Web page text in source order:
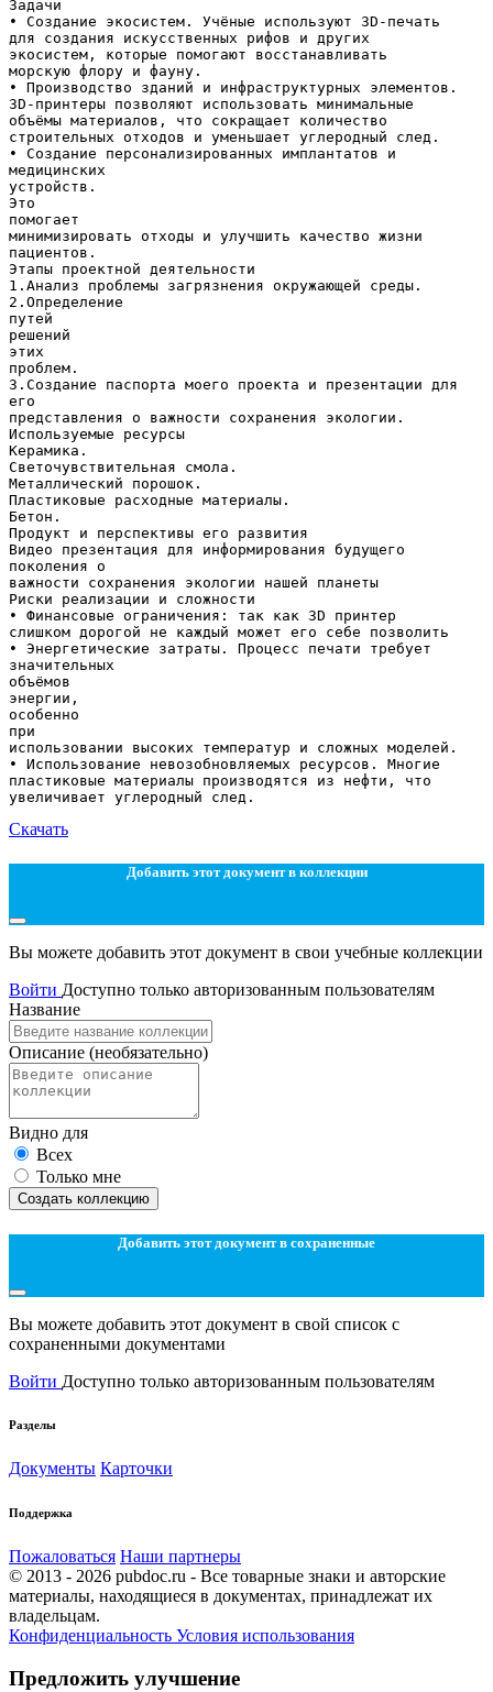
Задачи
• Создание экосистем. Учёные используют 3D-печать
для создания искусственных рифов и других
экосистем, которые помогают восстанавливать
морскую флору и фауну.
• Производство зданий и инфраструктурных элементов.
3D-принтеры позволяют использовать минимальные
объёмы материалов, что сокращает количество
строительных отходов и уменьшает углеродный след.
• Создание персонализированных имплантатов и
медицинских
устройств.
Это
помогает
минимизировать отходы и улучшить качество жизни
пациентов.
Этапы проектной деятельности
1.Анализ проблемы загрязнения окружающей среды.
2.Определение
путей
решений
этих
проблем.
3.Создание паспорта моего проекта и презентации для
его
представления о важности сохранения экологии.
Используемые ресурсы
Керамика.
Светочувствительная смола.
Металлический порошок.
Пластиковые расходные материалы.
Бетон.
Продукт и перспективы его развития
Видео презентация для информирования будущего
поколения о
важности сохранения экологии нашей планеты
Риски реализации и сложности
• Финансовые ограничения: так как 3D принтер
слишком дорогой не каждый может его себе позволить
• Энергетические затраты. Процесс печати требует
значительных
объёмов
энергии,
особенно
при
использовании высоких температур и сложных моделей.
• Использование невозобновляемых ресурсов. Многие
пластиковые материалы производятся из нефти, что
Скачать
Добавить этот документ в коллекции
Вы можете добавить этот документ в свои учебные коллекции
Войти Доступно только авторизованным пользователям
Название
Описание (необязательно)
Видно для
Всех
Только мне
Создать коллекцию
Добавить этот документ в сохраненные
Вы можете добавить этот документ в свой список с
сохраненными документами
Войти Доступно только авторизованным пользователям
Разделы
Документы Карточки
Поддержка
Пожаловаться Наши партнеры
© 2013 - 2026 pubdoc.ru - Все товарные знаки и авторские
материалы, находящиеся в документах, принадлежат их
владельцам.
Конфиденциальность Условия использования
Предложить улучшение